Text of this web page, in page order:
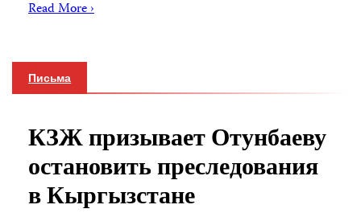
Read More ›
Письма
КЗЖ призывает Отунбаеву
остановить преследования
в Кыргызстане